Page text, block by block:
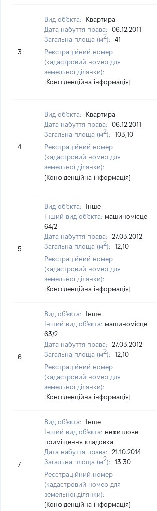
3
Вид об'єкта:
Квартира
Дата набуття права:
06.12.2011
Загальна площа (м2):
41
Реєстраційний номер
(кадастровий номер для
земельної ділянки):
[Конфіденційна інформація]
4
Вид об'єкта:
Квартира
Дата набуття права:
06.12.2011
Загальна площа (м2):
103,10
Реєстраційний номер
(кадастровий номер для
земельної ділянки):
[Конфіденційна інформація]
5
Вид об'єкта:
Інше
Інший вид об'єкта: машиномісце
64/2
Дата набуття права:
27.03.2012
Загальна площа (м2):
12,10
Реєстраційний номер
(кадастровий номер для
земельної ділянки):
[Конфіденційна інформація]
6
Вид об'єкта:
Інше
Інший вид об'єкта: машиномісце
63/2
Дата набуття права:
27.03.2012
Загальна площа (м2):
12,10
Реєстраційний номер
(кадастровий номер для
земельної ділянки):
[Конфіденційна інформація]
7
Вид об'єкта:
Інше
Інший вид об'єкта: нежитлове
приміщення кладовка
Дата набуття права:
21.10.2014
Загальна площа (м2):
13.30
Реєстраційний номер
(кадастровий номер для
земельної ділянки):
[Конфіденційна інформація]